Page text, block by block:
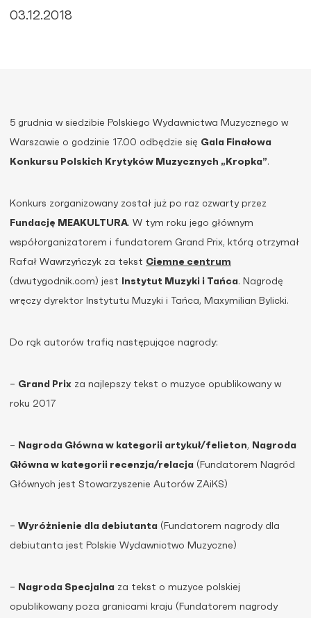
03.12.2018
5 grudnia w siedzibie Polskiego Wydawnictwa Muzycznego w
Warszawie o godzinie 17.00 odbędzie się Gala Finałowa
Konkursu Polskich Krytyków Muzycznych „Kropka”.
Konkurs zorganizowany został już po raz czwarty przez
Fundację MEAKULTURA. W tym roku jego głównym
współorganizatorem i fundatorem Grand Prix, którą otrzymał
Rafał Wawrzyńczyk za tekst Ciemne centrum
(dwutygodnik.com) jest
Instytut Muzyki i Tańca. Nagrodę
wręczy dyrektor Instytutu Muzyki i Tańca, Maxymilian Bylicki.
Do rąk autorów trafią następujące nagrody:
– Grand Prix za najlepszy tekst o muzyce opublikowany w
roku 2017
– Nagroda Główna w kategorii artykuł/felieton, Nagroda
Główna w kategorii recenzja/relacja (Fundatorem Nagród
Głównych jest Stowarzyszenie Autorów ZAiKS)
– Wyróżnienie dla debiutanta (Fundatorem nagrody dla
debiutanta jest Polskie Wydawnictwo Muzyczne)
– Nagroda Specjalna za tekst o muzyce polskiej
opublikowany poza granicami kraju (Fundatorem nagrody